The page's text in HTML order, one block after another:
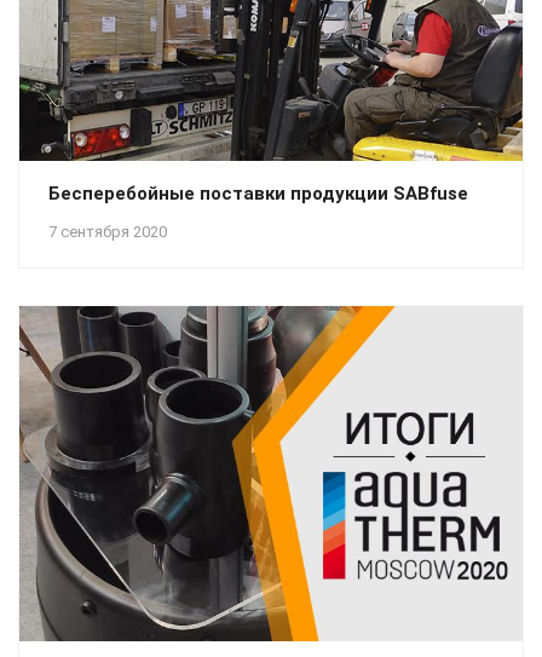
7 сентября 2020
Бесперебойные поставки продукции SABfuse